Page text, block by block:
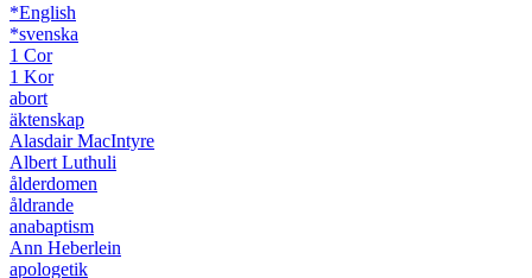
*English
*svenska
1 Cor
1 Kor
abort
äktenskap
Alasdair MacIntyre
Albert Luthuli
ålderdomen
åldrande
anabaptism
Ann Heberlein
apologetik